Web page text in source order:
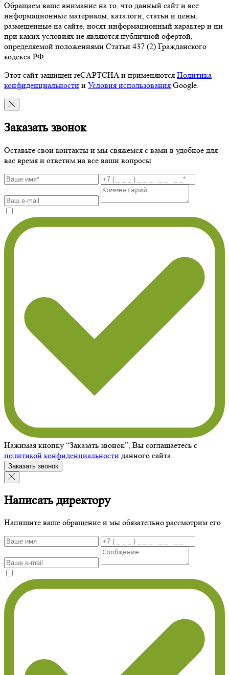
Обращаем ваше внимание на то, что данный сайт и все
информационные материалы, каталоги, статьи и цены,
размещенные на сайте, носят информационный характер и ни
при каких условиях не являются публичной офертой,
определяемой положениями Статьи 437 (2) Гражданского
кодекса РФ.
Этот сайт защищен reCAPTCHA и применяются Политика
конфиденциальности и Условия использования Google.
Заказать звонок
Оставьте свои контакты и мы свяжемся с вами в удобное для
вас время и ответим на все ваши вопросы
Нажимая кнопку “Заказать звонок”, Вы соглашаетесь с
политикой конфиденциальности данного сайта
Заказать звонок
Написать директору
Напишите ваше обращение и мы обязательно рассмотрим его